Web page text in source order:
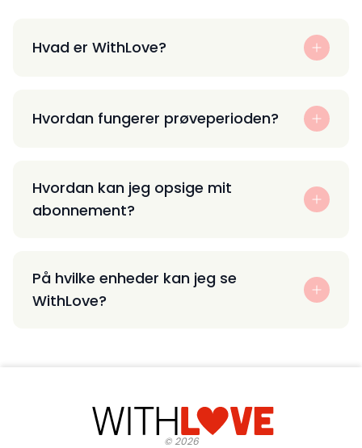
Hvad er WithLove?
Hvordan fungerer prøveperioden?
Hvordan kan jeg opsige mit
abonnement?
På hvilke enheder kan jeg se
WithLove?
©2026